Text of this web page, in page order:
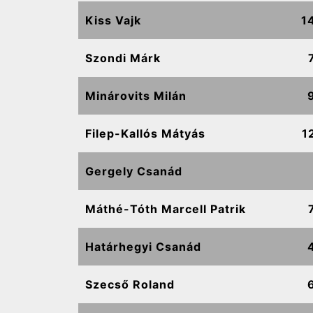
Kiss Vajk
Szondi Márk
Minárovits Milán
Filep-Kallós Mátyás
Gergely Csanád
Máthé-Tóth Marcell Patrik
Határhegyi Csanád
Szecső Roland